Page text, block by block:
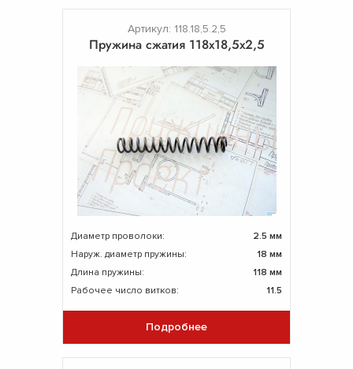
Артикул: 118.18,5.2,5
Пружина сжатия 118x18,5x2,5
Диаметр проволоки:
2.5 мм
Наруж. диаметр пружины:
18 мм
Длина пружины:
118 мм
Рабочее число витков:
11.5
Подробнее